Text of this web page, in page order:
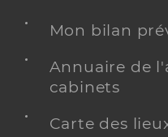
Mon bilan
Annuaire de
cabinets
Carte des